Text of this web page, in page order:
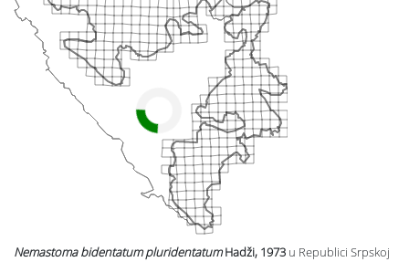
Nemastoma bidentatum pluridentatumHadži, 1973 u Republici Srpskoj